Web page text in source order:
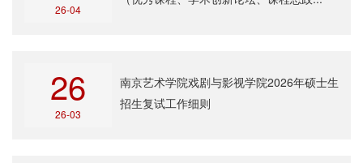
26-04
26
26-03
南京艺术学院戏剧与影视学院2026年硕士生
招生复试工作细则